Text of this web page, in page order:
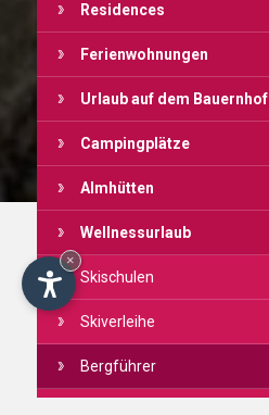
Residences
Ferienwohnungen
Urlaub auf dem Bauernhof
Campingplätze
Almhütten
Wellnessurlaub
Skischulen
Skiverleihe
Bergführer
×